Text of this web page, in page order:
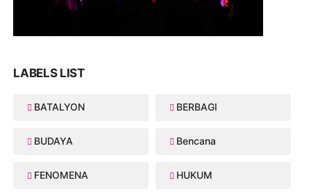
LABELS LIST
BATALYON BERBAGI
BUDAYA Bencana
FENOMENA HUKUM